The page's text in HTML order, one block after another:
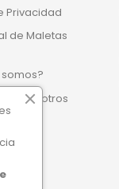
Privacidad
de Maletas
con nosotros